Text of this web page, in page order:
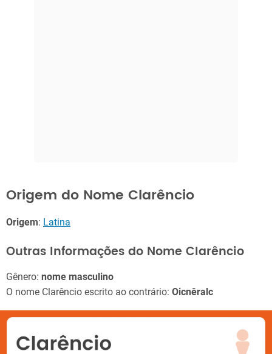
Origem do Nome Clarêncio
Origem: Latina
Outras Informações do Nome Clarêncio
Gênero: nome masculino
O nome Clarêncio escrito ao contrário: Oicnêralc